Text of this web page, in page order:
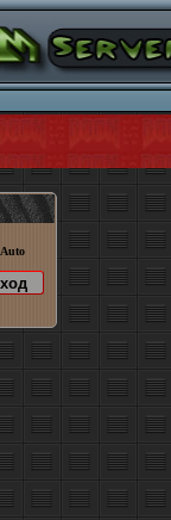
Auto